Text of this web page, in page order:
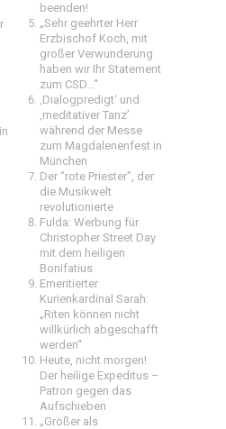
beenden!
„Sehr geehrter Herr
Erzbischof Koch, mit
großer Verwunderung
haben wir Ihr Statement
zum CSD…“
‚Dialogpredigt‘ und
‚meditativer Tanz’
während der Messe
zum Magdalenenfest in
München
Der "rote Priester", der
die Musikwelt
revolutionierte
Fulda: Werbung für
Christopher Street Day
mit dem heiligen
Bonifatius
Emeritierter
Kurienkardinal Sarah:
„Riten können nicht
willkürlich abgeschafft
werden“
Heute, nicht morgen!
Der heilige Expeditus –
Patron gegen das
Aufschieben
„Größer als